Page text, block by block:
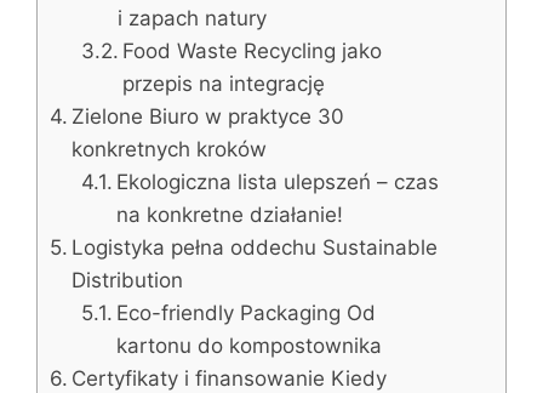
i zapach natury
Food Waste Recycling jako
przepis na integrację
Zielone Biuro w praktyce 30
konkretnych kroków
Ekologiczna lista ulepszeń – czas
na konkretne działanie!
Logistyka pełna oddechu Sustainable
Distribution
Eco-friendly Packaging Od
kartonu do kompostownika
Certyfikaty i finansowanie Kiedy